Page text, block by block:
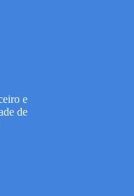
e
de